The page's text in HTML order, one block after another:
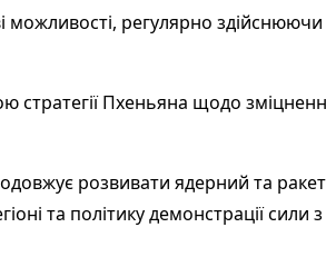
регулярно
Пхеньяна щодо
розвивати ядерний та
та політику демонстрації